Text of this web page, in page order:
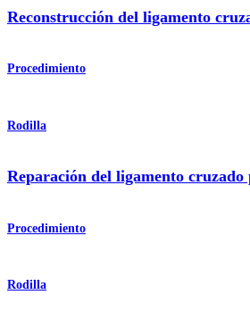
Reconstrucción del ligamento
Procedimiento
Rodilla
Reparación del ligamento
Procedimiento
Rodilla